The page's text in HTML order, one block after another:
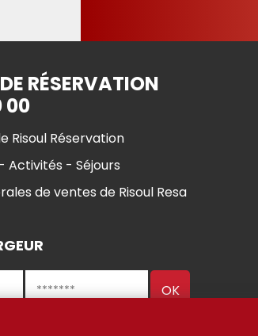
RÉSERVATION
00
Risoul Réservation
Activités - Séjours
de ventes de Risoul Resa